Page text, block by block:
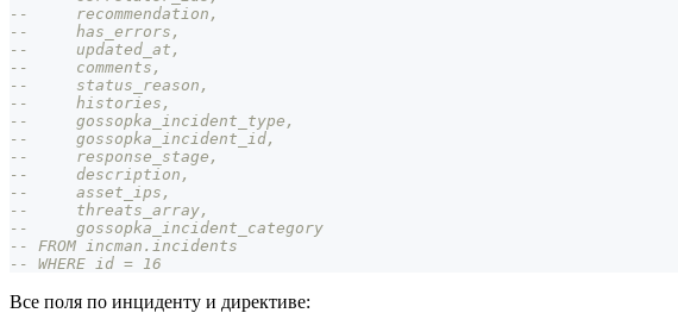
--     recommendation,
--     has_errors,
--     updated_at,
--     comments,
--     status_reason,
--     histories,
--     gossopka_incident_type,
--     gossopka_incident_id,
--     response_stage,
--     description,
--     asset_ips,
--     threats_array,
--     gossopka_incident_category
-- FROM incman.incidents
-- WHERE id = 16
Все поля по инциденту и директиве: